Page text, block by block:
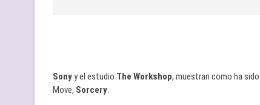
Sonyy el estudio The Workshop, muestran como ha
Move, Sorcery.